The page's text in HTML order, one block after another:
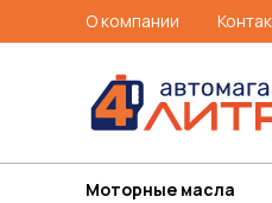
О компании
Моторные масла